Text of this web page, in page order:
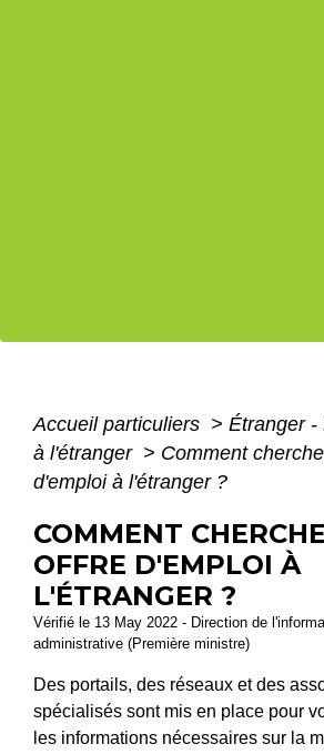
Accueil particuliers > Étranger -
à l'étranger > Comment
d'emploi à l'étranger ?
COMMENT
OFFRE D'EMPLOI À
L'ÉTRANGER ?
Vérifié le 13 May 2022 - Direction de
administrative (Première ministre)
Des portails, des réseaux et des
spécialisés sont mis en place pour
les informations nécessaires sur la